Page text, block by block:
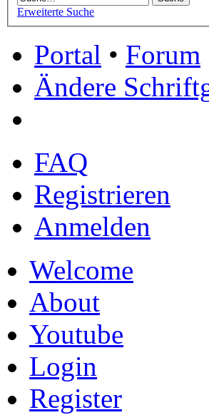
Erweiterte Suche
Portal • Forum
Ändere
FAQ
Registrieren
Anmelden
Welcome
About
Youtube
Login
Register